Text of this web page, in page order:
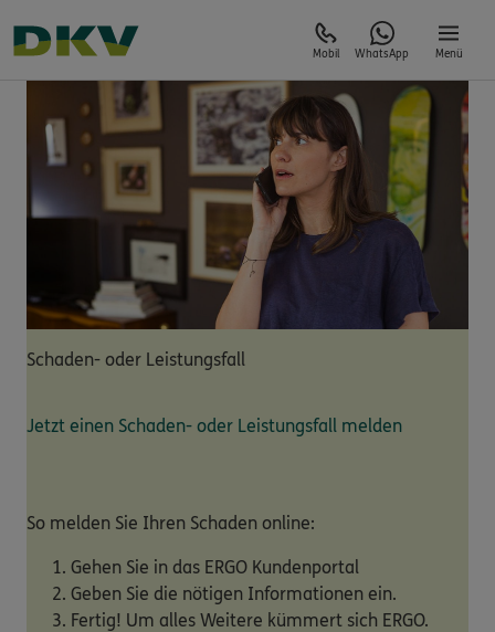
Mobil WhatsApp Menü
Schaden- oder Leistungsfall
Jetzt einen Schaden- oder Leistungsfall melden
So melden Sie Ihren Schaden online:
Gehen Sie in das ERGO Kundenportal
Geben Sie die nötigen Informationen ein.
Fertig! Um alles Weitere kümmert sich ERGO.